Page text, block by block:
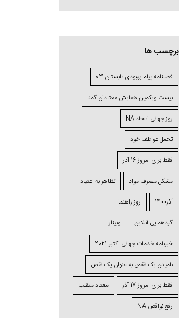
برچسب ها
فصلنامه پیام بهبودی تابستان 03
بیست ویکمین همایش معتادان گمنا
روز جهانی اتحاد NA
تحمل عواطف خود
فقط برای امروز 16 آذر
مشکل مصرف مواد تظاهر به اعتیاد
آذر1400 روز راهنما
گردهمایی آنلاین وبینار
خبرنامه خدمات جهانی اکتبر 2021
نامیدن یک نقص به عنوان یک نقص
فقط برای امروز 17 آذر معتاد متقلب
رفع نواقص NA